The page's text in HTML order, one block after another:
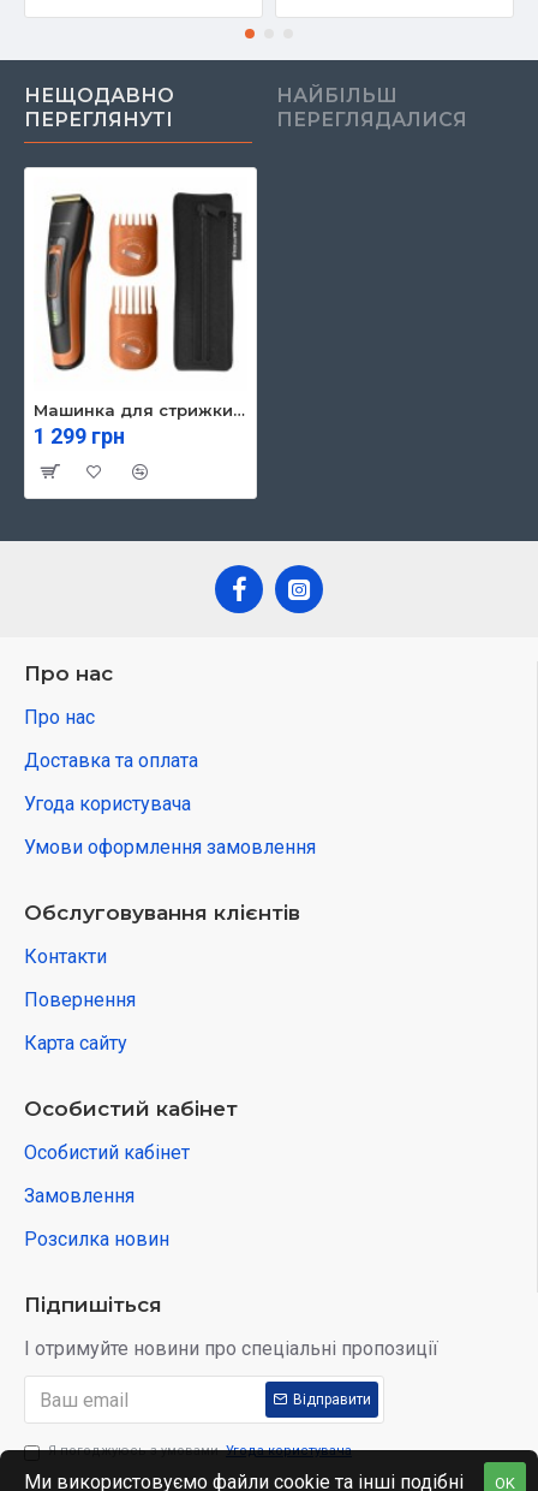
НЕЩОДАВНО
ПЕРЕГЛЯНУТІ
НАЙБІЛЬШ
ПЕРЕГЛЯДАЛИСЯ
Машинка для стрижки Rowenta TN5202F0
1 299 грн
Про нас
Про нас
Доставка та оплата
Угода користувача
Умови оформлення замовлення
Обслуговування клієнтів
Контакти
Повернення
Карта сайту
Особистий кабінет
Особистий кабінет
Замовлення
Розсилка новин
Підпишіться
І отримуйте новини про спеціальні пропозиції
Відправити
Я погоджуюсь з умовами Угода користувача
OK
Ми використовуємо файли cookie та інші подібні